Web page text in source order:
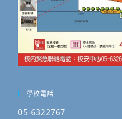
學校電話
05-6322767